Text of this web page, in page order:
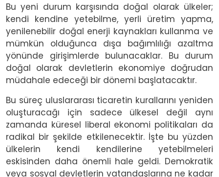
Bu yeni durum karşısında doğal olarak ülkeler;
kendi kendine yetebilme, yerli üretim yapma,
yenilenebilir doğal enerji kaynakları kullanma ve
mümkün olduğunca dışa bağımlılığı azaltma
yönünde girişimlerde bulunacaklar. Bu durum
doğal olarak devletlerin ekonomiye doğrudan
müdahale edeceği bir dönemi başlatacaktır.
Bu süreç uluslararası ticaretin kurallarını yeniden
oluşturacağı için sadece ülkesel değil aynı
zamanda küresel liberal ekonomi politikaları da
radikal bir şekilde etkilenecektir. İşte bu yüzden
ülkelerin kendi kendilerine yetebilmeleri
eskisinden daha önemli hale geldi. Demokratik
veya sosyal devletlerin vatandaşlarına ne kadar